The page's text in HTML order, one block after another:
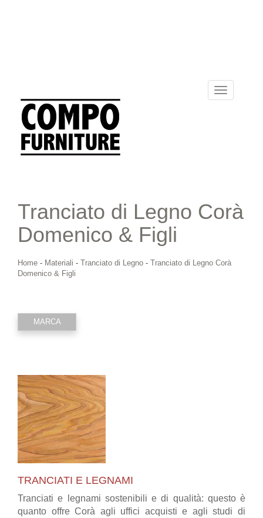
Toggle
navigation
Tranciato di Legno Corà
Domenico & Figli
Home - Materiali - Tranciato di Legno - Tranciato di Legno Corà
Domenico & Figli
MARCA
TRANCIATI E LEGNAMI
Tranciati e legnami sostenibili e di qualità: questo è
quanto offre Corà agli uffici acquisti e agli studi di